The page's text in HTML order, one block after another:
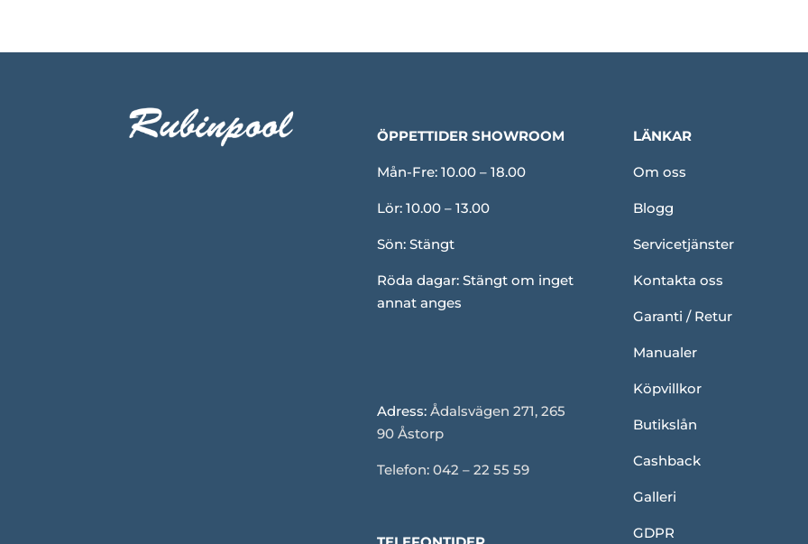
ÖPPETTIDER SHOWROOM
Mån-Fre: 10.00 – 18.00
Lör: 10.00 – 13.00
Sön: Stängt
Röda dagar: Stängt om inget
annat anges
Adress: Ådalsvägen 271, 265
90 Åstorp
Telefon: 042 – 22 55 59
LÄNKAR
Om oss
Blogg
Servicetjänster
Kontakta oss
Garanti / Retur
Manualer
Köpvillkor
Butikslån
Cashback
Galleri
GDPR